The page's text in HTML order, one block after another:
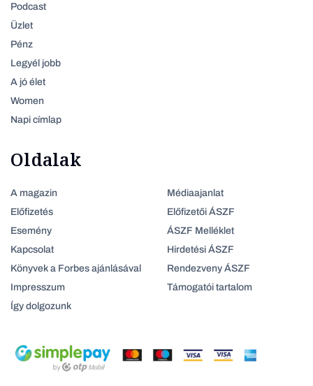
Podcast
Üzlet
Pénz
Legyél jobb
A jó élet
Women
Napi címlap
Oldalak
A magazin
Előfizetés
Esemény
Kapcsolat
Könyvek a Forbes ajánlásával
Impresszum
Így dolgozunk
Médiaajanlat
Előfizetői ÁSZF
ÁSZF Melléklet
Hirdetési ÁSZF
Rendezveny ÁSZF
Támogatói tartalom